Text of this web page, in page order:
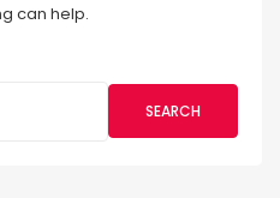
can help.
SEARCH